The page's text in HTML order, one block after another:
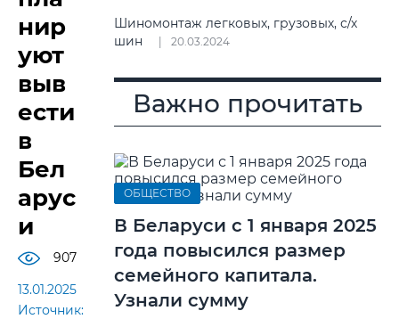
нир
уют
выв
ести
в
Бел
арус
и
907
13.01.2025
Источник:
Шиномонтаж легковых, грузовых, с/х
шин
20.03.2024
Важно прочитать
ОБЩЕСТВО
В Беларуси с 1 января 2025
года повысился размер
семейного капитала.
Узнали сумму